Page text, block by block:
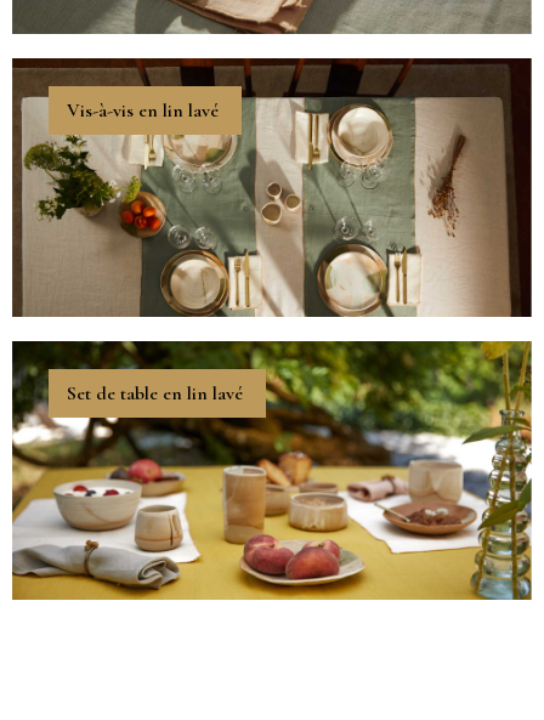
Vis-à-vis en lin lavé
Set de table en lin lavé